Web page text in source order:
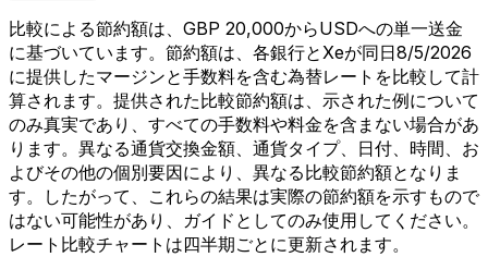
比較による節約額は、GBP 20,000からUSDへの単一送金
に基づいています。節約額は、各銀行とXeが同日8/5/2026
に提供したマージンと手数料を含む為替レートを比較して計
算されます。提供された比較節約額は、示された例について
のみ真実であり、すべての手数料や料金を含まない場合があ
ります。異なる通貨交換金額、通貨タイプ、日付、時間、お
よびその他の個別要因により、異なる比較節約額となりま
す。したがって、これらの結果は実際の節約額を示すもので
はない可能性があり、ガイドとしてのみ使用してください。
レート比較チャートは四半期ごとに更新されます。